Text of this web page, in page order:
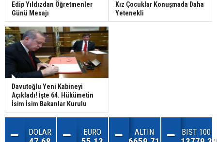
Edip Yıldızdan Öğretmenler
Günü Mesajı
Kız Çocuklar Konuşmada Daha
Yetenekli
Davutoğlu Yeni Kabineyi
Açıkladı! İşte 64. Hükümetin
İsim İsim Bakanlar Kurulu
DOLAR EURO ALTIN BIST 100